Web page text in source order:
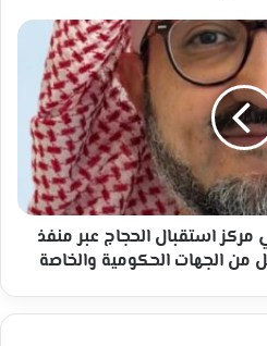
استقبال الحجاج عبر منفذ
من الجهات الحكومية والخاصة